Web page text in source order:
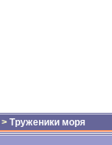
> Труженики моря